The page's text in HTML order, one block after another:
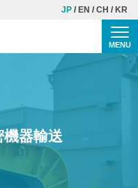
MENU
JP EN CH KR
器輸送